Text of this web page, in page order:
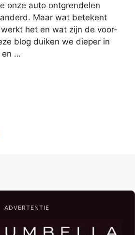
onze auto ontgrendelen
Maar wat betekent
het en wat zijn de voor-
blog duiken we dieper in
en …
ADVERTENTIE